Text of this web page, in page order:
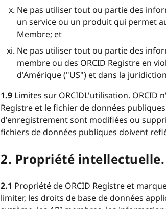
Ne pas utiliser tout ou partie des
un service ou un produit qui permet
Membre; et
Ne pas utiliser tout ou partie des
membre ou des ORCID Registre en
d'Amérique ("US") et dans la
1.9 Limites sur ORCIDL'utilisation.
Registre et le fichier de données
d'enregistrement sont modifiées ou
fichiers de données publiques doivent
2. Propriété intellectuelle.
2.1 Propriété de ORCID Registre et
limiter, les droits de base de données